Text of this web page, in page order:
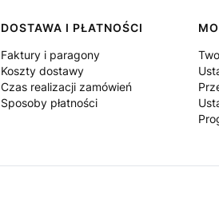
DOSTAWA I PŁATNOŚCI
Faktury i paragony
Koszty dostawy
Czas realizacji zamówień
Sposoby płatności